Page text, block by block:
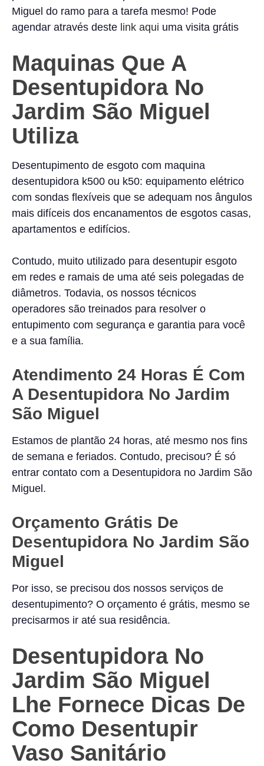
Miguel do ramo para a tarefa mesmo! Pode
agendar através deste link aqui uma visita grátis
Maquinas Que A
Desentupidora No
Jardim São Miguel
Utiliza
Desentupimento de esgoto com maquina
desentupidora k500 ou k50: equipamento elétrico
com sondas flexíveis que se adequam nos ângulos
mais difíceis dos encanamentos de esgotos casas,
apartamentos e edifícios.
Contudo, muito utilizado para desentupir esgoto
em redes e ramais de uma até seis polegadas de
diâmetros. Todavia, os nossos técnicos
operadores são treinados para resolver o
entupimento com segurança e garantia para você
e a sua família.
Atendimento 24 Horas É Com
A Desentupidora No Jardim
São Miguel
Estamos de plantão 24 horas, até mesmo nos fins
de semana e feriados. Contudo, precisou? É só
entrar contato com a Desentupidora no Jardim São
Miguel.
Orçamento Grátis De
Desentupidora No Jardim São
Miguel
Por isso, se precisou dos nossos serviços de
desentupimento? O orçamento é grátis, mesmo se
precisarmos ir até sua residência.
Desentupidora No
Jardim São Miguel
Lhe Fornece Dicas De
Como Desentupir
Vaso Sanitário